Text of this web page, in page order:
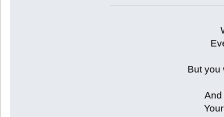
But you
And